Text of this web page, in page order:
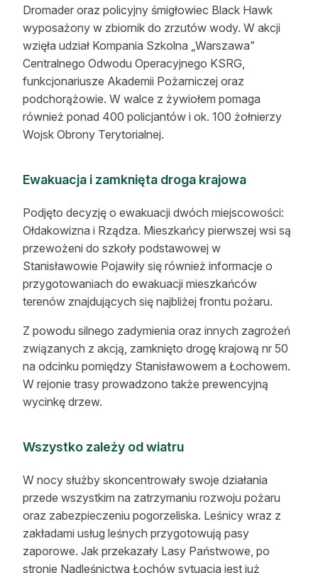
Dromader oraz policyjny śmigłowiec Black Hawk
wyposażony w zbiornik do zrzutów wody. W akcji
wzięła udział Kompania Szkolna „Warszawa”
Centralnego Odwodu Operacyjnego KSRG,
funkcjonariusze Akademii Pożarniczej oraz
podchorążowie. W walce z żywiołem pomaga
również ponad 400 policjantów i ok. 100 żołnierzy
Wojsk Obrony Terytorialnej.
Ewakuacja i zamknięta droga krajowa
Podjęto decyzję o ewakuacji dwóch miejscowości:
Ołdakowizna i Rządza. Mieszkańcy pierwszej wsi są
przewożeni do szkoły podstawowej w
Stanisławowie Pojawiły się również informacje o
przygotowaniach do ewakuacji mieszkańców
terenów znajdujących się najbliżej frontu pożaru.
Z powodu silnego zadymienia oraz innych zagrożeń
związanych z akcją, zamknięto drogę krajową nr 50
na odcinku pomiędzy Stanisławowem a Łochowem.
W rejonie trasy prowadzono także prewencyjną
wycinkę drzew.
Wszystko zależy od wiatru
W nocy służby skoncentrowały swoje działania
przede wszystkim na zatrzymaniu rozwoju pożaru
oraz zabezpieczeniu pogorzeliska. Leśnicy wraz z
zakładami usług leśnych przygotowują pasy
zaporowe. Jak przekazały Lasy Państwowe, po
stronie Nadleśnictwa Łochów sytuacja jest już